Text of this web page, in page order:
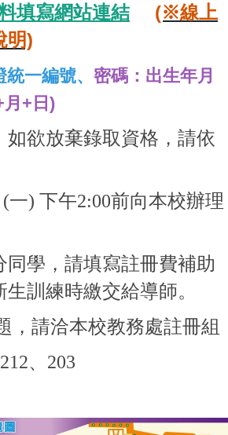
填寫網站連結
(※線上
明)
一編號、 密碼：出生年月
月+日)
如欲放棄錄取資格，請依
一) 下午2:00前向本校辦理
同學，請填寫註冊費補助
訓練時繳交給導師。
，請洽本校教務處註冊組
、203